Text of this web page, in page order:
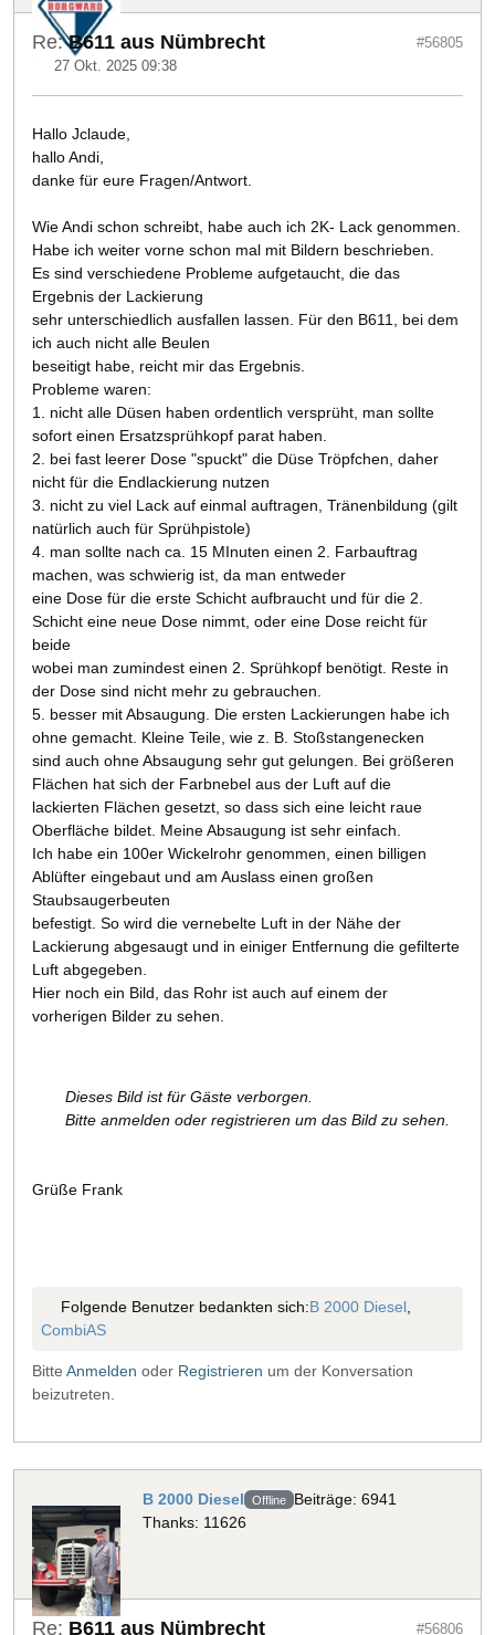
Re:B611 aus Nümbrecht
27 Okt. 2025 09:38
#56805
Hallo Jclaude,
hallo Andi,
danke für eure Fragen/Antwort.
Wie Andi schon schreibt, habe auch ich 2K- Lack genommen.
Habe ich weiter vorne schon mal mit Bildern beschrieben.
Es sind verschiedene Probleme aufgetaucht, die das
Ergebnis der Lackierung
sehr unterschiedlich ausfallen lassen. Für den B611, bei dem
ich auch nicht alle Beulen
beseitigt habe, reicht mir das Ergebnis.
Probleme waren:
1. nicht alle Düsen haben ordentlich versprüht, man sollte
sofort einen Ersatzsprühkopf parat haben.
2. bei fast leerer Dose "spuckt" die Düse Tröpfchen, daher
nicht für die Endlackierung nutzen
3. nicht zu viel Lack auf einmal auftragen, Tränenbildung (gilt
natürlich auch für Sprühpistole)
4. man sollte nach ca. 15 MInuten einen 2. Farbauftrag
machen, was schwierig ist, da man entweder
eine Dose für die erste Schicht aufbraucht und für die 2.
Schicht eine neue Dose nimmt, oder eine Dose reicht für
beide
wobei man zumindest einen 2. Sprühkopf benötigt. Reste in
der Dose sind nicht mehr zu gebrauchen.
5. besser mit Absaugung. Die ersten Lackierungen habe ich
ohne gemacht. Kleine Teile, wie z. B. Stoßstangenecken
sind auch ohne Absaugung sehr gut gelungen. Bei größeren
Flächen hat sich der Farbnebel aus der Luft auf die
lackierten Flächen gesetzt, so dass sich eine leicht raue
Oberfläche bildet. Meine Absaugung ist sehr einfach.
Ich habe ein 100er Wickelrohr genommen, einen billigen
Ablüfter eingebaut und am Auslass einen großen
Staubsaugerbeuten
befestigt. So wird die vernebelte Luft in der Nähe der
Lackierung abgesaugt und in einiger Entfernung die gefilterte
Luft abgegeben.
Hier noch ein Bild, das Rohr ist auch auf einem der
vorherigen Bilder zu sehen.
Dieses Bild ist für Gäste verborgen.
Bitte anmelden oder registrieren um das Bild zu sehen.
Grüße Frank
Folgende Benutzer bedankten sich:B 2000 Diesel,
CombiAS
Bitte Anmelden oder Registrieren um der Konversation
beizutreten.
B 2000 Diesel Offline Beiträge: 6941
Thanks: 11626
Re: B611 aus Nümbrecht #56806